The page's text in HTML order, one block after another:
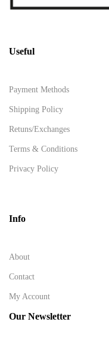
Useful
Payment Methods
Shipping Policy
Retuns/Exchanges
Terms & Conditions
Privacy Policy
Info
About
Contact
My Account
Our Newsletter